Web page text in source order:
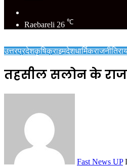
skin
Raebareli 26 ℃
उत्तरप्रदेशकृषिक्राइमदेशधार्मिकराजनीति
तहसील सलोन के
Fast News UP